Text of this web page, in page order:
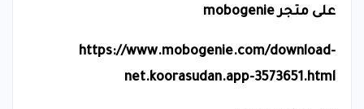
على متجرmobogenie
https://www.mobogenie.com/download-
net.koorasudan.app-3573651.html